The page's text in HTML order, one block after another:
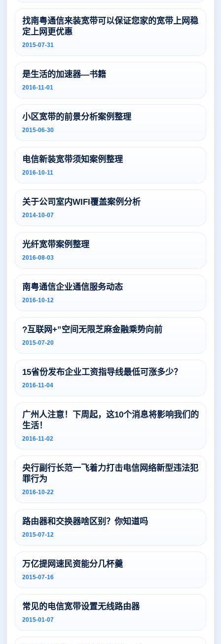
找南粤通信来装宽带可以保证您家的宽带上网稳
定上网更优惠
2015-07-31
是生活的加速器—书籍
2016-11-01
小区宽带的前景分析案例整理
2015-06-30
电信新装宽带须知案例整理
2016-10-11
关于公司室内WIFI覆盖案例分析
2014-10-07
光纤宽带案例整理
2016-08-03
南粤通信企业通信服务动态
2016-10-12
?互联网+”空间无限芝麻金融乘势向前
2015-07-20
15省份发布企业工资指导线最低可涨多少？
2016-11-04
广州人注意！下周起，这10个消息将影响我们的
生活！
2016-11-02
央行副行长范一飞着力打击电信网络新型违法犯
罪行为
2016-10-22
路由器和交换器啥区别？你知道吗
2015-07-12
万亿提网速民资能分几杯羹
2015-07-16
常见的电信宽带设置无线路由器
2015-01-07